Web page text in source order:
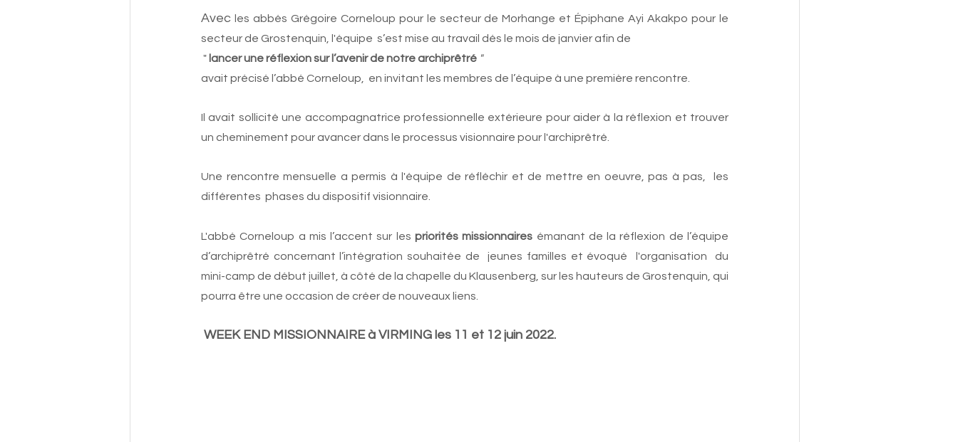
Avec les abbés Grégoire Corneloup pour le secteur de Morhange et Épiphane Ayi Akakpo pour le
secteur de Grostenquin, l'équipe  s’est mise au travail dés le mois de janvier afin de
" lancer une réflexion sur l’avenir de notre archiprêtré "
avait précisé l’abbé Corneloup,  en invitant les membres de l’équipe à une première rencontre.
Il avait sollicité une accompagnatrice professionnelle extérieure pour aider à la réflexion et trouver
un cheminement pour avancer dans le processus visionnaire pour l'archiprêtré.
Une rencontre mensuelle a permis à l'équipe de réfléchir et de mettre en oeuvre, pas à pas,  les
différentes  phases du dispositif visionnaire.
L'abbé Corneloup a mis l’accent sur les priorités missionnaires émanant de la réflexion de l’équipe
d’archiprêtré concernant l’intégration souhaitée de  jeunes familles et évoqué  l'organisation  du
mini-camp de début juillet, à côté de la chapelle du Klausenberg, sur les hauteurs de Grostenquin, qui
pourra être une occasion de créer de nouveaux liens.
WEEK END MISSIONNAIRE à VIRMING les 11 et 12 juin 2022.